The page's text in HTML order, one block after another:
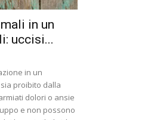
in un
uccisi...
in un
proibito dalla
dolori o ansie
e non possono